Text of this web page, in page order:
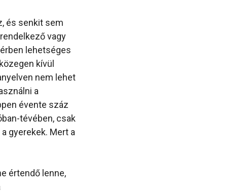
és senkit sem
vagy
lehetséges
kívül
nem lehet
a
évente száz
tévében, csak
gyerekek. Mert a
értendő lenne,